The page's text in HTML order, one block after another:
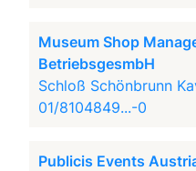
Museum Shop
BetriebsgesmbH
Schloß Schönbrunn
01/8104849...-0
Publicis Events